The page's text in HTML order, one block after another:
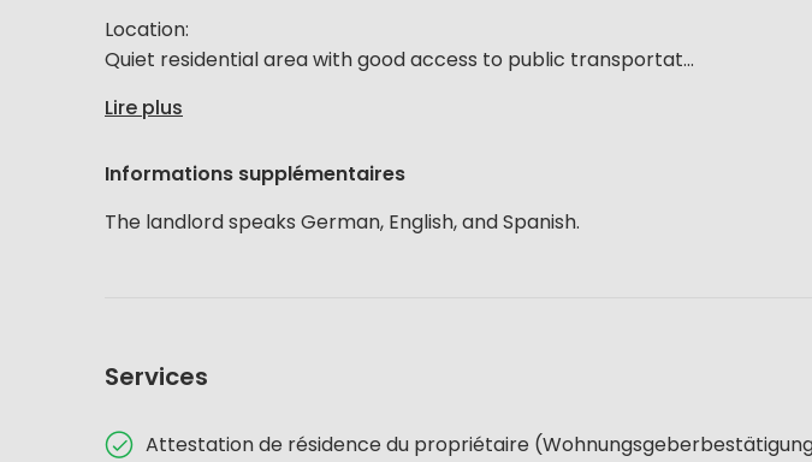
Location:
Quiet residential area with good access to public transportat...
Lire plus
Informations supplémentaires
The landlord speaks German, English, and Spanish.
Services
Attestation de résidence du propriétaire